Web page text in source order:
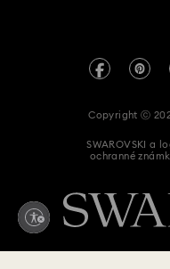
Code of Conduct &
Informace REACH
Zde odstoupit od smlouvy
Copyright ⓒ
SWAROVSKI a
ochranné